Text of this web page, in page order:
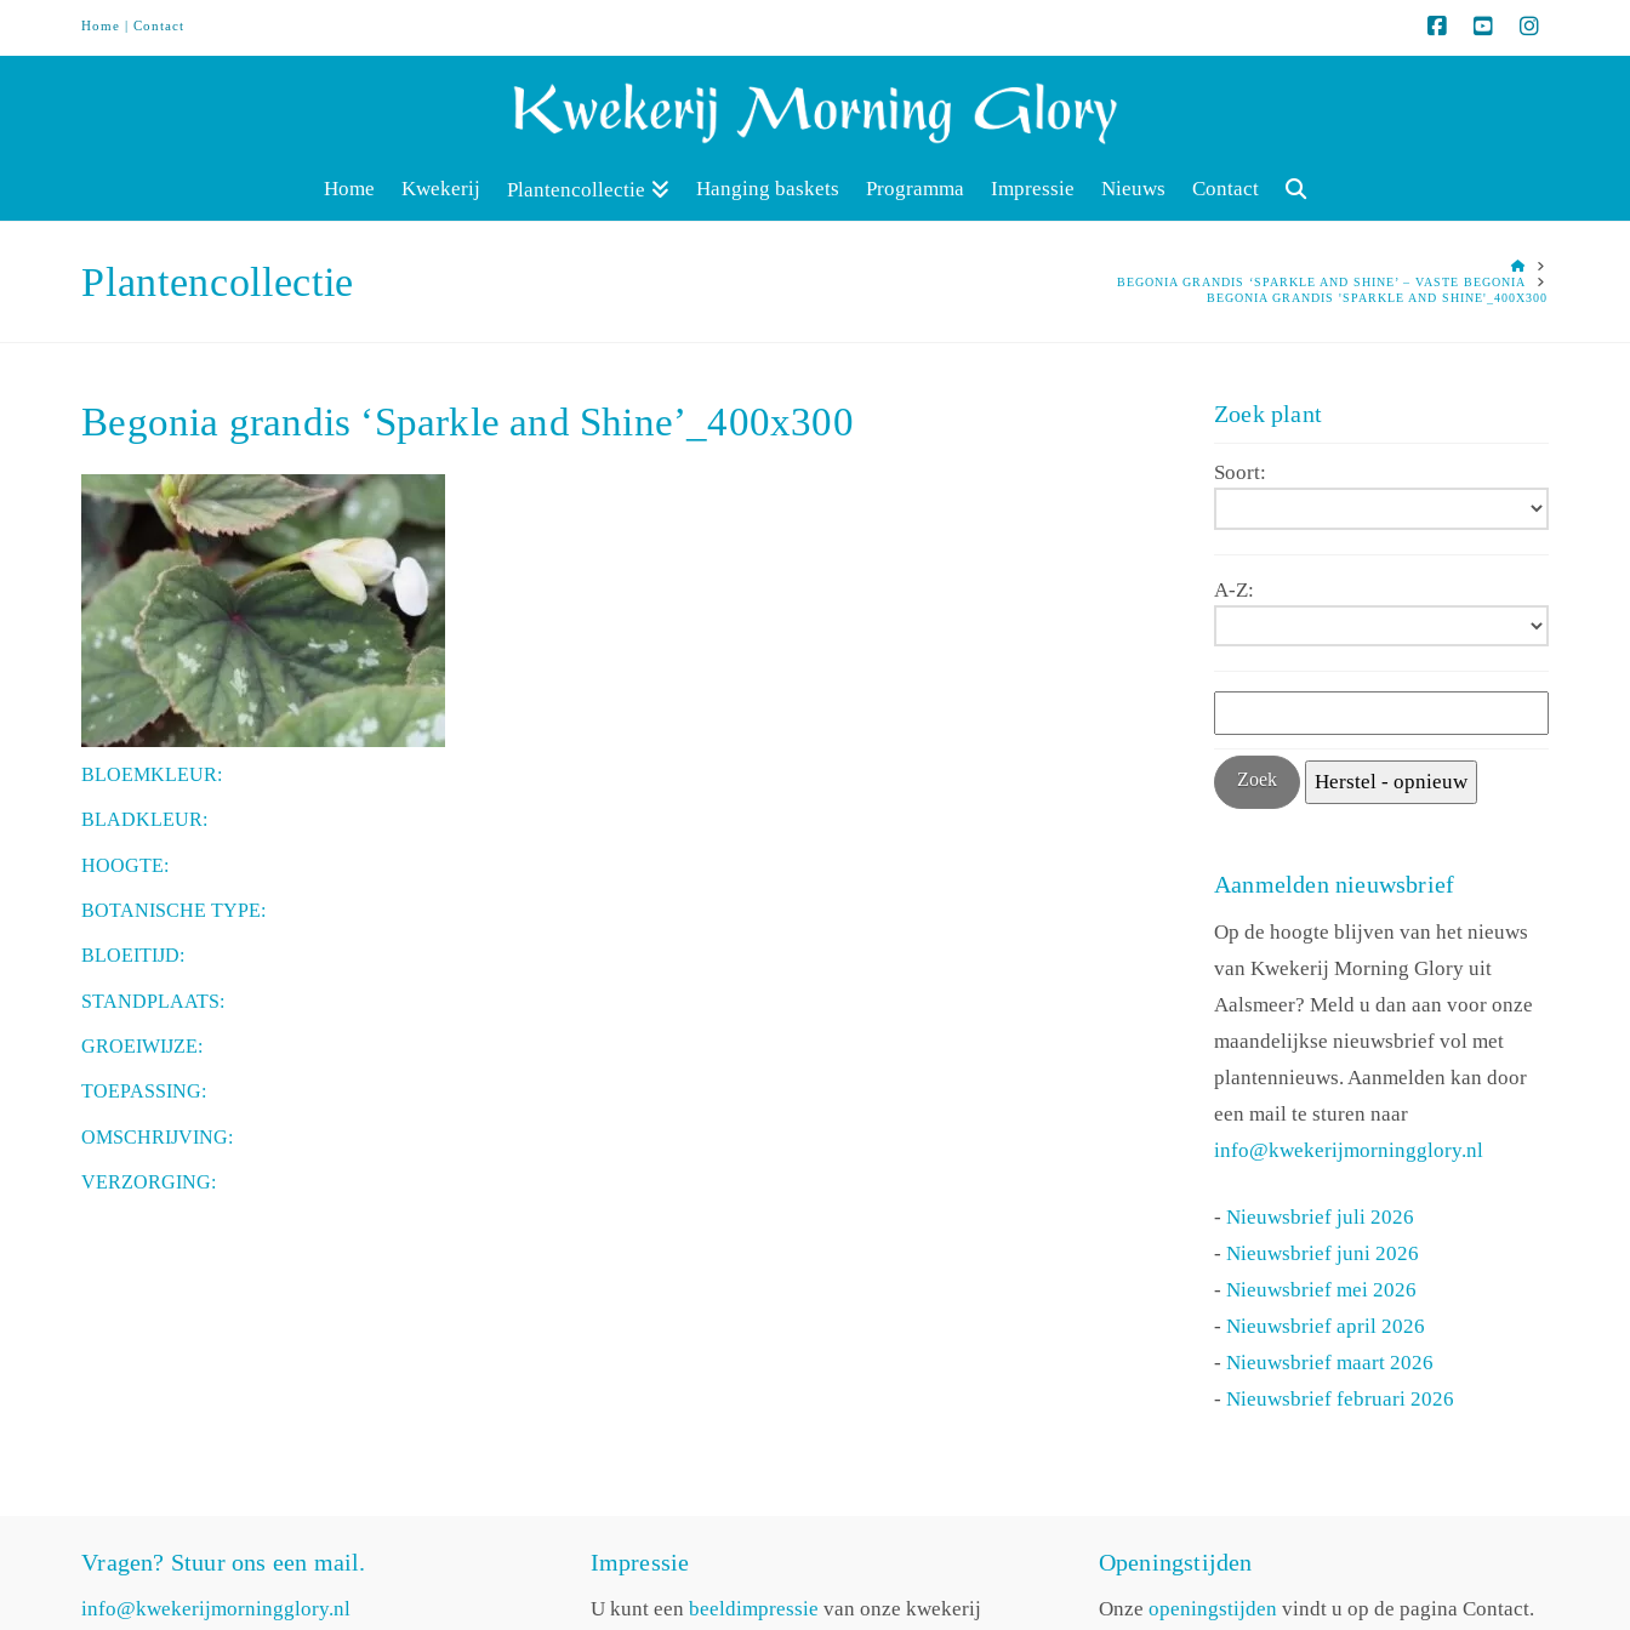
Home |Contact
Home Kwekerij Plantencollectie Hanging baskets Programma Impressie Nieuws Contact
Plantencollectie
HOME
BEGONIA GRANDIS ‘SPARKLE AND SHINE’ – VASTE BEGONIA
BEGONIA GRANDIS 'SPARKLE AND SHINE'_400X300
Begonia grandis ‘Sparkle and Shine’_400x300
BLOEMKLEUR:
BLADKLEUR:
HOOGTE:
BOTANISCHE TYPE:
BLOEITIJD:
STANDPLAATS:
GROEIWIJZE:
TOEPASSING:
OMSCHRIJVING:
VERZORGING:
Zoek plant
Soort:
A-Z:
Aanmelden nieuwsbrief
Op de hoogte blijven van het nieuws
van Kwekerij Morning Glory uit
Aalsmeer? Meld u dan aan voor onze
maandelijkse nieuwsbrief vol met
plantennieuws. Aanmelden kan door
een mail te sturen naar
info@kwekerijmorningglory.nl
-Nieuwsbrief juli 2026
-Nieuwsbrief juni 2026
-Nieuwsbrief mei 2026
-Nieuwsbrief april 2026
-Nieuwsbrief maart 2026
-Nieuwsbrief februari 2026
Vragen? Stuur ons een mail.
info@kwekerijmorningglory.nl
Impressie
U kunt een beeldimpressie van onze kwekerij
Openingstijden
Onze openingstijdenvindt u op de pagina Contact.